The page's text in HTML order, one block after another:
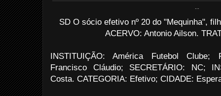
...
SD O sócio efetivo nº 20 do "Mequinha",
ACERVO: Antonio Ailson.
INSTITUIÇÃO: América Futebol Clube;
Francisco Cláudio; SECRETÁRIO: NC;
Costa. CATEGORIA: Efetivo; CIDADE: